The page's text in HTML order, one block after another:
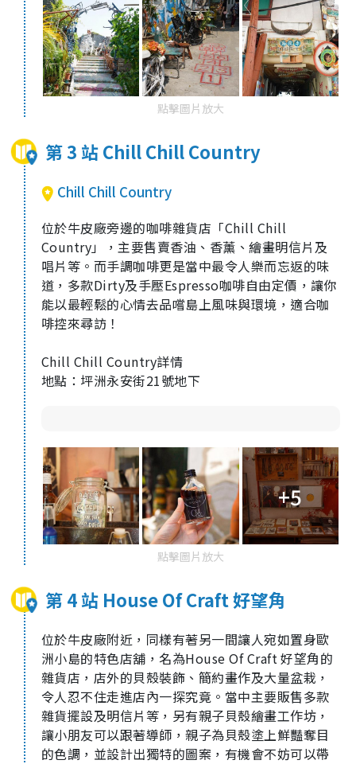
點擊圖片放大
第 3 站 Chill Chill Country
Chill Chill Country
位於牛皮廠旁邊的咖啡雜貨店「Chill Chill
Country」，主要售賣香油、香薰、繪畫明信片及
唱片等。而手調咖啡更是當中最令人樂而忘返的味
道，多款Dirty及手壓Espresso咖啡自由定價，讓你
能以最輕鬆的心情去品嚐島上風味與環境，適合咖
啡控來尋訪！
Chill Chill Country詳情
地點：坪洲永安街21號地下
+5
點擊圖片放大
第 4 站 House Of Craft 好望角
位於牛皮廠附近，同樣有著另一間讓人宛如置身歐
洲小島的特色店舖，名為House Of Craft好望角的
雜貨店，店外的貝殼裝飾、簡約畫作及大量盆栽，
令人忍不住走進店內一探究竟。當中主要販售多款
雜貨擺設及明信片等，另有親子貝殼繪畫工作坊，
讓小朋友可以跟著導師，親子為貝殼塗上鮮豔奪目
的色調，並設計出獨特的圖案，有機會不妨可以帶